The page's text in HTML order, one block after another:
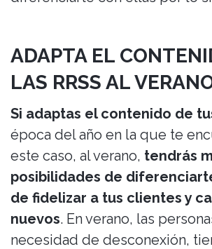
ADAPTA EL
LAS RRSS AL
Si adaptas el contenido de
época del año en la que te
este caso, al verano, tendrás
posibilidades de
de fidelizar a tus clientes y
nuevos. En verano, las
necesidad de desconexión,